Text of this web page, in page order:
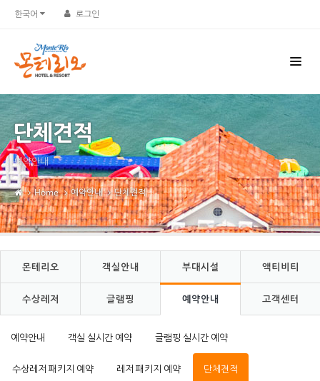
한국어 로그인
단체견적
예약안내
Home 예약안내 단체견적
몬테리오 객실안내 부대시설 액티비티
수상레저 글램핑 예약안내 고객센터
예약안내 객실 실시간 예약 글램핑 실시간 예약
수상레저 패키지 예약 레저 패키지 예약 단체견적
Sketchbook5, 스케치북5